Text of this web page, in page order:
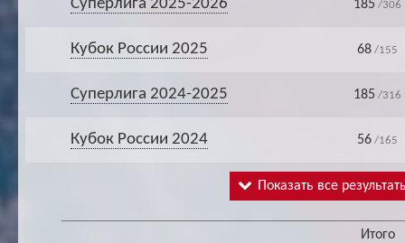
Суперлига 2025-2026 185 /306
Кубок России 2025 68 /155
Суперлига 2024-2025 185 /316
Кубок России 2024 56 /165
Показать все
Итого